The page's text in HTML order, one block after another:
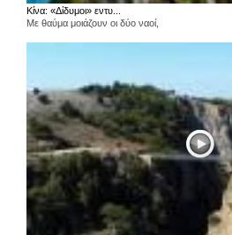
Κίνα: «Δίδυμοι» εντυ...
Με θαύμα μοιάζουν οι δύο ναοί,